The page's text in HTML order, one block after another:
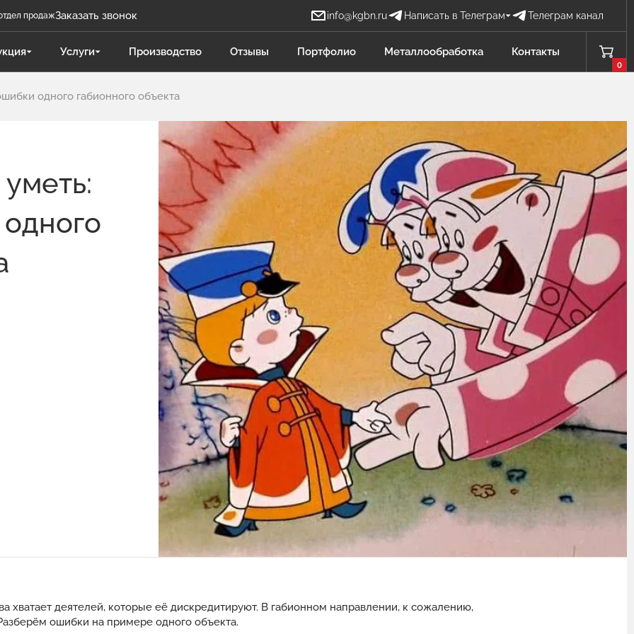
продажЗаказать звонок info@kgbn.ru Написать в Телеграм Телеграм канал
Задать вопрос БН Бова Наталья
Отдел продаж
Поликарпова Светлана
Отдел продаж
СВ Садков Владимир
Отдел продаж Защита от БПЛА
Чукова Дарья
Отдел продаж Гидравлика
ЛЮ Личагина Юлия
Отдел продаж Металлообработка
Услуги Производство Отзывы Портфолио Металлообработка Контакты
0
одного габионного объекта
хватает деятелей, которые её дискредитируют. В габионном направлении, к сожалению,
ошибки на примере одного объекта.